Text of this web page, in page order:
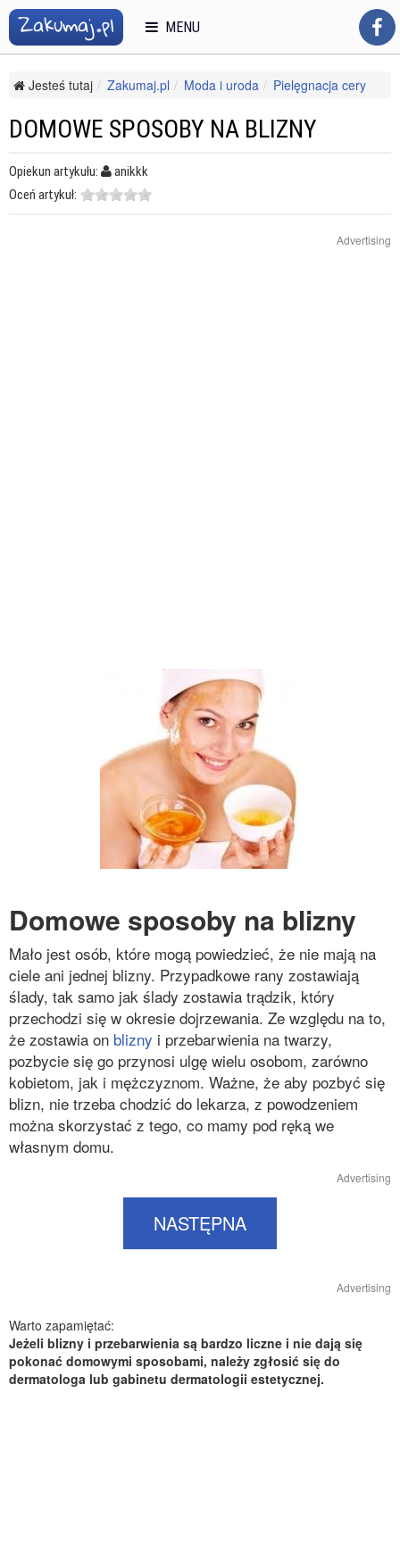
Jesteś tutaj Zakumaj.pl Moda i uroda
Pielęgnacja cery
DOMOWE SPOSOBY NA BLIZNY
Opiekun artykułu:
anikkk
Oceń artykuł:
Advertising
Domowe sposoby na blizny
Mało jest osób, które mogą powiedzieć, że nie mają na
ciele ani jednej blizny. Przypadkowe rany zostawiają
ślady, tak samo jak ślady zostawia trądzik, który
przechodzi się w okresie dojrzewania. Ze względu na to,
że zostawia on blizny i przebarwienia na twarzy,
pozbycie się go przynosi ulgę wielu osobom, zarówno
kobietom, jak i mężczyznom. Ważne, że aby pozbyć się
blizn, nie trzeba chodzić do lekarza, z powodzeniem
można skorzystać z tego, co mamy pod ręką we
własnym domu.
Advertising
NASTĘPNA
Advertising
Warto zapamiętać:
Jeżeli blizny i przebarwienia są bardzo liczne i nie dają się
pokonać domowymi sposobami, należy zgłosić się do
dermatologa lub gabinetu dermatologii estetycznej.
MENU